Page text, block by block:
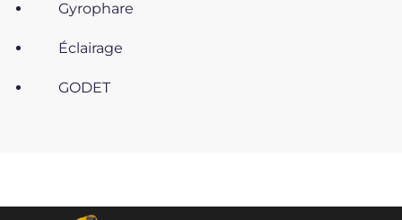
Gyrophare
Éclairage
GODET